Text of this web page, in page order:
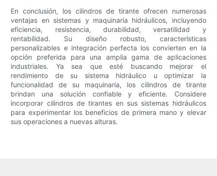
En conclusión, los cilindros de tirante ofrecen numerosas
ventajas en sistemas y maquinaria hidráulicos, incluyendo
eficiencia, resistencia, durabilidad, versatilidad y
rentabilidad. Su diseño robusto, características
personalizables e integración perfecta los convierten en la
opción preferida para una amplia gama de aplicaciones
industriales. Ya sea que esté buscando mejorar el
rendimiento de su sistema hidráulico u optimizar la
funcionalidad de su maquinaria, los cilindros de tirante
brindan una solución confiable y eficiente. Considere
incorporar cilindros de tirantes en sus sistemas hidráulicos
para experimentar los beneficios de primera mano y elevar
sus operaciones a nuevas alturas.